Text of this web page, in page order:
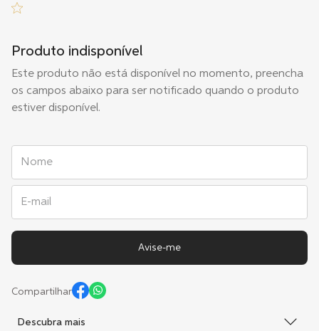
Produto indisponível
Este produto não está disponível no momento, preencha
os campos abaixo para ser notificado quando o produto
estiver disponível.
Compartilhar
Descubra mais